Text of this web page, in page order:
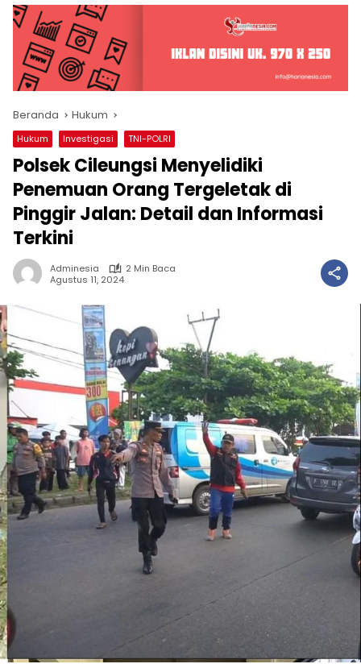
Beranda Hukum
Hukum Investigasi TNI-POLRI
Polsek Cileungsi Menyelidiki
Penemuan Orang Tergeletak di
Pinggir Jalan: Detail dan Informasi
Terkini
Adminesia
2 Min Baca
Agustus 11, 2024